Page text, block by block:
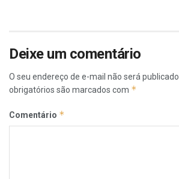
Deixe um comentário
O seu endereço de e-mail não será publicado.
obrigatórios são marcados com *
Comentário *